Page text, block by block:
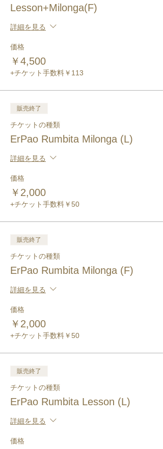
Lesson+Milonga(F)
詳細を見る
価格
￥4,500
+チケット手数料￥113
販売終了
チケットの種類
ErPao Rumbita Milonga (L)
詳細を見る
価格
￥2,000
+チケット手数料￥50
販売終了
チケットの種類
ErPao Rumbita Milonga (F)
詳細を見る
価格
￥2,000
+チケット手数料￥50
販売終了
チケットの種類
ErPao Rumbita Lesson (L)
詳細を見る
価格